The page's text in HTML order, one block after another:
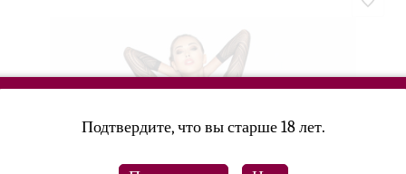
Подтвердите, что вы старше 18 лет.